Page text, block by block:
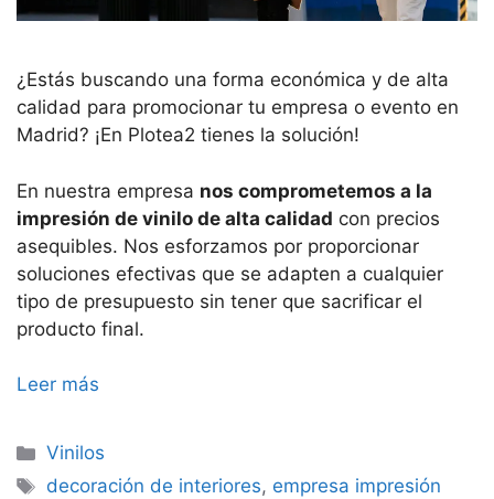
¿Estás buscando una forma económica y de alta
calidad para promocionar tu empresa o evento en
Madrid? ¡En Plotea2 tienes la solución!
En nuestra empresa nos comprometemos a la
impresión de vinilo de alta calidad con precios
asequibles. Nos esforzamos por proporcionar
soluciones efectivas que se adapten a cualquier
tipo de presupuesto sin tener que sacrificar el
producto final.
Leer más
Categorías
Vinilos
Etiquetas
decoración de interiores, empresa impresión